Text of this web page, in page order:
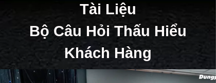
Tài Liệu
Bộ Câu Hỏi Thấu Hiểu
Khách Hàng